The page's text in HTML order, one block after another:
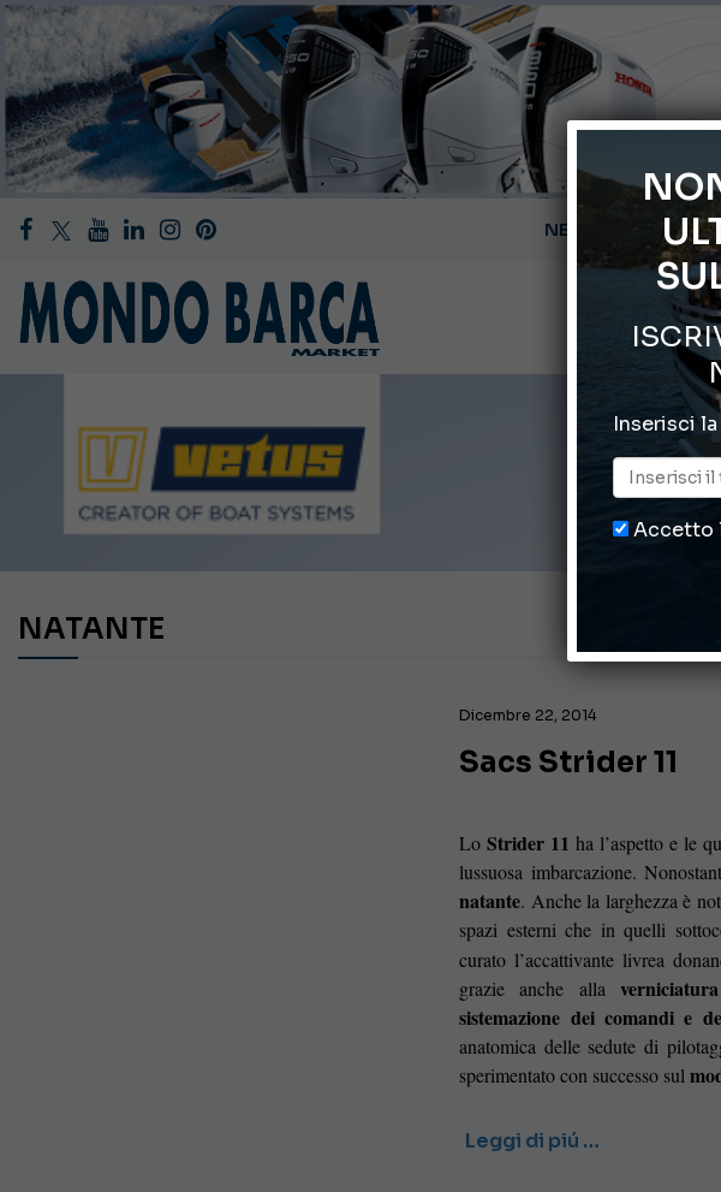
66°
Cannes Yachting
NATANTE
Dicembre 22, 2014
Sacs Strider 11
LoStrider 11 ha l’aspetto e le
lussuosa imbarcazione.
natante. Anche la larghezza è
spazi esterni che in quelli
curato l’accattivante livrea
grazie anche alla
sistemazione dei comandi e
anatomica delle sedute di
sperimentato con successo sul
Leggi di piú …
Inserisci
Accetto